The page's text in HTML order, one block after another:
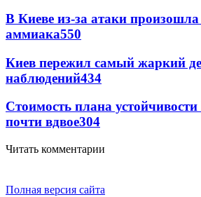
В Киеве из-за атаки произошла
аммиака550
Киев пережил самый жаркий
наблюдений434
Стоимость плана
почти вдвое304
Читать комментарии
Полная версия сайта